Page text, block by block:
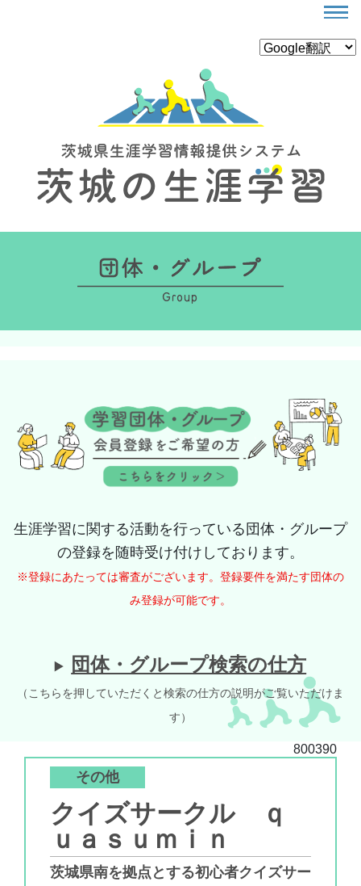
生涯学習に関する活動を行っている団体・グループ
の登録を随時受け付けしております。
※登録にあたっては審査がございます。登録要件を満たす団体の
み登録が可能です。
団体・グループ検索の仕方
（こちらを押していただくと検索の仕方の説明がご覧いただけま
す）
800390
その他
クイズサークル ｑ
ｕａｓｕｍｉｎ
茨城県南を拠点とする初心者クイズサー